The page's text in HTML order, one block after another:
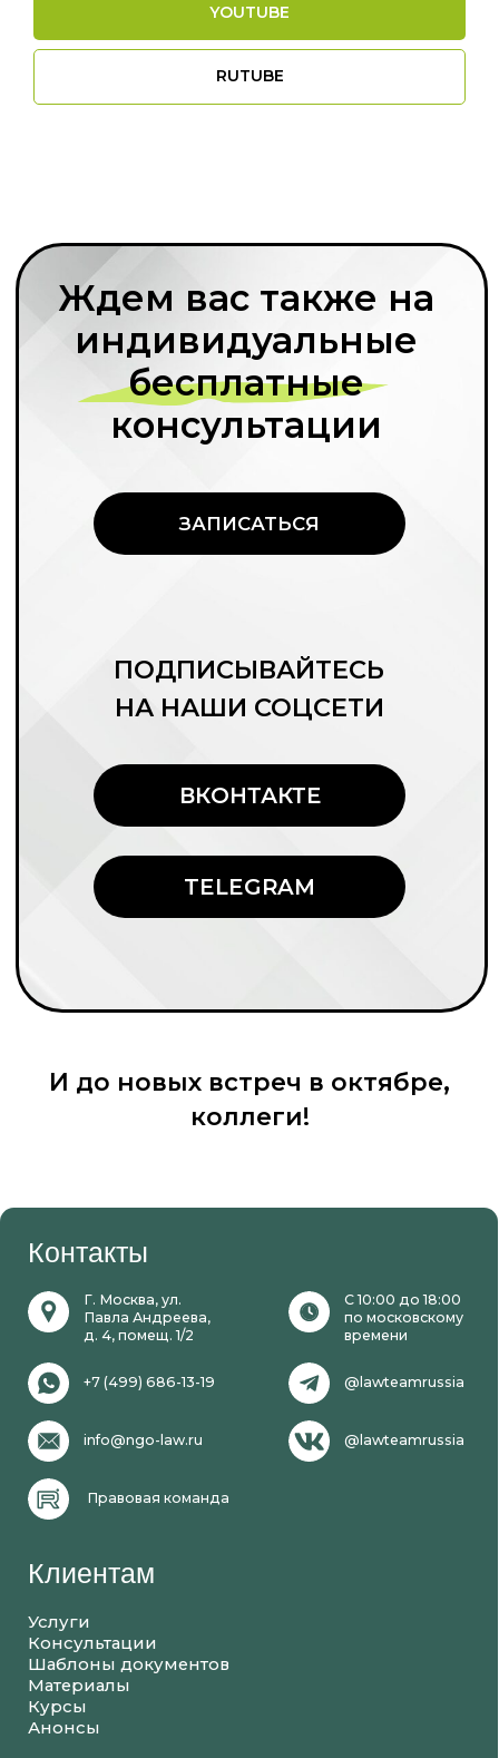
YOUTUBE
RUTUBE
И до новых встреч в октябре,
коллеги!
команду» в качестве источника и поставить
ссылку на наш сайт.
ООО «Финансовый и юридический
консалтинг «Правовая команда»
ИНН 7704430980
Документы об образовательной деятельности
Материалы
Курсы